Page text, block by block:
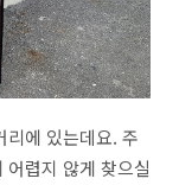
리에 있는데요. 주
렵지 않게 찾으실